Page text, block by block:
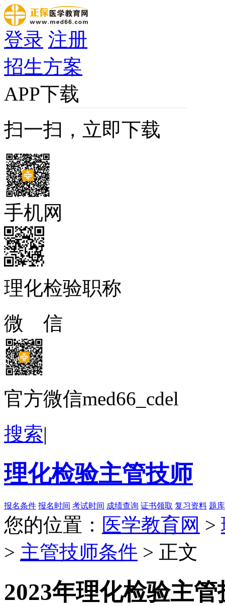
登录 注册
招生方案
APP下载
扫一扫，立即下载
手机网
理化检验职称
微 信
官方微信med66_cdel
搜索|
理化检验主管技师
报名条件 报名时间 考试时间 成绩查询 证书领取 复习资料 题
您的位置： 医学教育网 >
> 主管技师条件 > 正文
2023年理化检验主